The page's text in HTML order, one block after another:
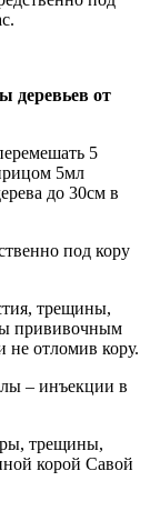
деревьев от
5
5мл
до 30см в
под кору
трещины,
прививочным
не отломив кору.
– инъекции в
трещины,
корой Савой